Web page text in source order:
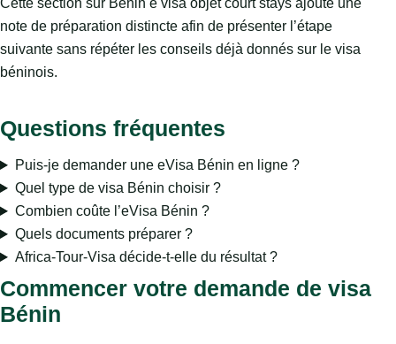
Cette section sur Bénin e visa objet court stays ajoute une
note de préparation distincte afin de présenter l’étape
suivante sans répéter les conseils déjà donnés sur le visa
béninois.
Questions fréquentes
Puis-je demander une eVisa Bénin en ligne ?
Quel type de visa Bénin choisir ?
Combien coûte l’eVisa Bénin ?
Quels documents préparer ?
Africa-Tour-Visa décide-t-elle du résultat ?
Commencer votre demande de visa
Bénin